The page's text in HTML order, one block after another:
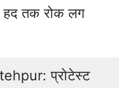
हद तक रोक लग
प्रोटेस्ट